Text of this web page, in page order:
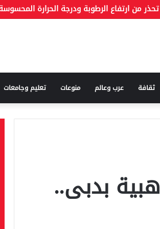
ثقافة عرب وعالم منوعات تعليم وجامعات
بدبى..